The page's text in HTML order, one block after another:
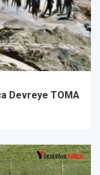
Devreye TOMA